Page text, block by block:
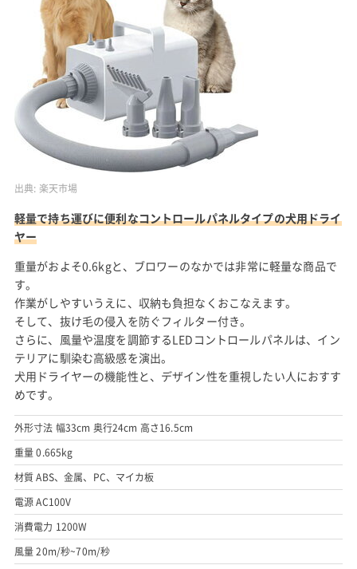
出典: 楽天市場
軽量で持ち運びに便利なコントロールパネルタイプの犬用ドライ
ヤー
重量がおよそ0.6kgと、ブロワーのなかでは非常に軽量な商品で
す。
作業がしやすいうえに、収納も負担なくおこなえます。
そして、抜け毛の侵入を防ぐフィルター付き。
さらに、風量や温度を調節するLEDコントロールパネルは、イン
テリアに馴染む高級感を演出。
犬用ドライヤーの機能性と、デザイン性を重視したい人におすす
めです。
外形寸法 幅33cm 奥行24cm 高さ16.5cm
重量 0.665kg
材質 ABS、金属、PC、マイカ板
電源 AC100V
消費電力 1200W
風量 20m/秒~70m/秒